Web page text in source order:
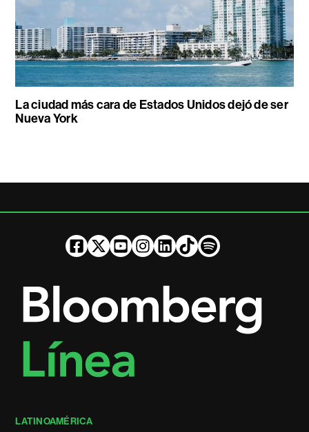
La ciudad más cara de Estados Unidos dejó de ser
Nueva York
LATINOAMÉRICA